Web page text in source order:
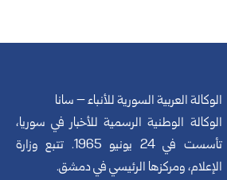
الوكالة العربية السورية للأنباء – سانا
الوكالة الوطنية الرسمية للأخبار في سوريا،
تأسست في 24 يونيو 1965. تتبع وزارة
الإعلام، ومركزها الرئيسي في دمشق.